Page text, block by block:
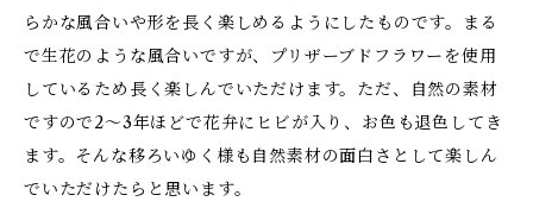
らかな風合いや形を長く楽しめるようにしたものです。まる
で生花のような風合いですが、プリザーブドフラワーを使用
しているため長く楽しんでいただけます。ただ、自然の素材
ですので2～3年ほどで花弁にヒビが入り、お色も退色してき
ます。そんな移ろいゆく様も自然素材の面白さとして楽しん
でいただけたらと思います。